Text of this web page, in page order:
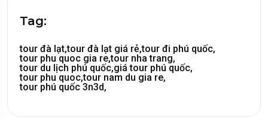
Tag:
tour đà lạt,tour đà lạt giá rẻ,tour đi phú quốc,
tour phu quoc gia re,tour nha trang,
tour du lịch phú quốc,giá tour phú quốc,
tour phu quoc,tour nam du gia re,
tour phú quốc 3n3d,